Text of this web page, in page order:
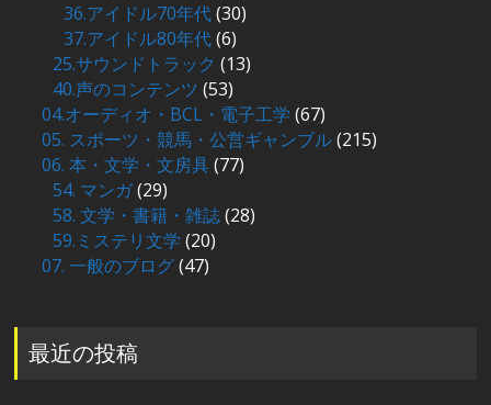
36.アイドル70年代(30)
37.アイドル80年代(6)
25.サウンドトラック (13)
40.声のコンテンツ (53)
04.オーディオ・BCL・電子工学 (67)
05. スポーツ・競馬・公営ギャンブル(215)
06. 本・文学・文房具(77)
54. マンガ(29)
58. 文学・書籍・雑誌(28)
59.ミステリ文学 (20)
07. 一般のブログ(47)
最近の投稿